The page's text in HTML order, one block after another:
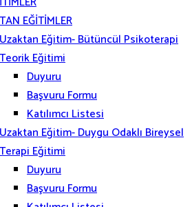
EĞİTİMLER
Uzaktan Eğitim- Bütüncül Psikoterapi
Teorik Eğitimi
Duyuru
Başvuru Formu
Katılımcı Listesi
Uzaktan Eğitim- Duygu Odaklı Bireysel
Terapi Eğitimi
Duyuru
Başvuru Formu